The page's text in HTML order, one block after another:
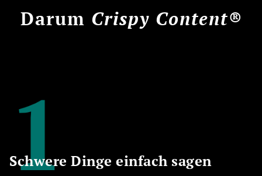
Darum Crispy Content®
Schwere Dinge einfach sagen